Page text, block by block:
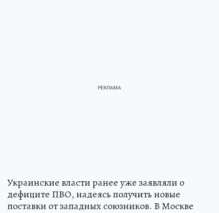
Украинские власти ранее уже заявляли о
дефиците ПВО, надеясь получить новые
поставки от западных союзников. В Москве